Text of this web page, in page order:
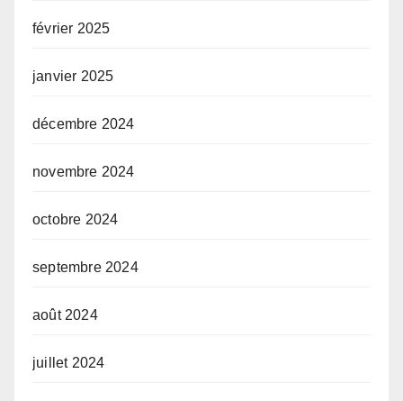
février 2025
janvier 2025
décembre 2024
novembre 2024
octobre 2024
septembre 2024
août 2024
juillet 2024